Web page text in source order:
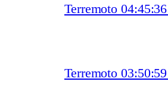
Terremoto
Terremoto